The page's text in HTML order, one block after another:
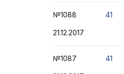
№1088
21.12.2017
41
№1087 41